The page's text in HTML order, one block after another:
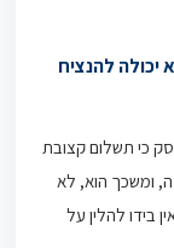
יכולה להנציח
כי תשלום קצובת
1998 בטעות יסודה, ומשכך הוא, לא
בידו להלין על